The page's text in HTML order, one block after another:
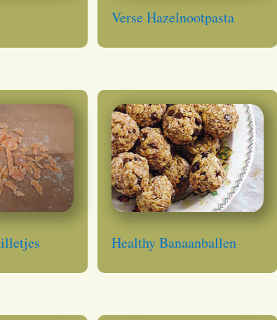
Verse Hazelnootpasta
Healthy Banaanballen